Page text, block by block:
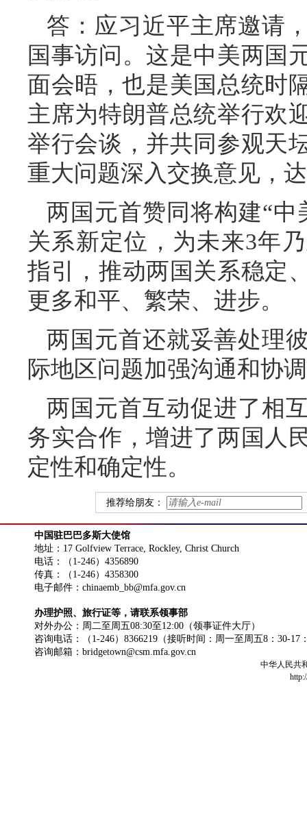
答：应习近平主席邀请
国事访问。这是中美两国
面会晤，也是美国总统时
主席为特朗普总统举行欢
举行会谈，并共同参观天
重大问题深入交换意见，
两国元首赞同将构建“
关系新定位，为未来3年
指引，推动两国关系稳定
更多和平、繁荣、进步。
两国元首还就妥善处理
际地区问题加强沟通和协
两国元首互动促进了相
务实合作，增进了两国人
定性和确定性。
推荐给朋友：
中国驻巴巴多斯大使馆
地址：17 Golfview Terrace, Rockley, Christ Church
电话：（1-246）4356890
传真：（1-246）4358300
电子邮件：chinaemb_bb@mfa.gov.cn
办理护照、旅行证等，请联系领事部
对外办公：周二至周五08:30至12:00（领事证件大厅）
咨询电话：（1-246）8366219（接听时间：周一至周五8：30-17
咨询邮箱：bridgetown@csm.mfa.gov.cn
中华人民共